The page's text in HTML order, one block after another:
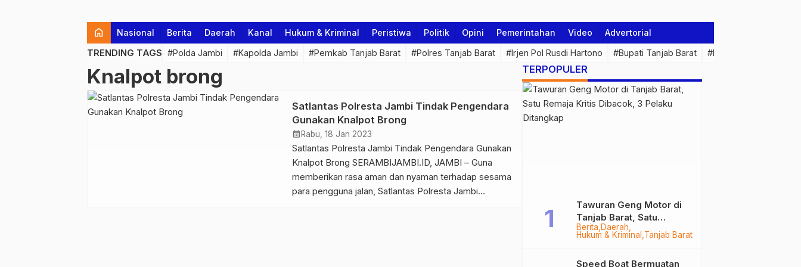
home Nasional Berita Daerah Kanal Hukum & Kriminal Peristiwa Politik Opini Pemerintahan Video Advertorial
TRENDING TAGS #Polda Jambi #Kapolda Jambi #Pemkab Tanjab Barat #Polres Tanjab Barat #Irjen Pol Rusdi Hartono #Bupati Tanjab Barat #Pemprov Jambi
Knalpot brong
Satlantas Polresta Jambi Tindak Pengendara
Gunakan Knalpot Brong
calendar_month Rabu, 18 Jan 2023
Satlantas Polresta Jambi Tindak Pengendara Gunakan
Knalpot Brong SERAMBIJAMBI.ID, JAMBI – Guna
memberikan rasa aman dan nyaman terhadap sesama
para pengguna jalan, Satlantas Polresta Jambi
TERPOPULER
Berita Daerah
Hukum & Kriminal Tanjab Barat
Tawuran Geng Motor di
Tanjab Barat, Satu
Remaja Kritis Dibacok, 3
Pelaku Ditangkap
Speed Boat Bermuatan